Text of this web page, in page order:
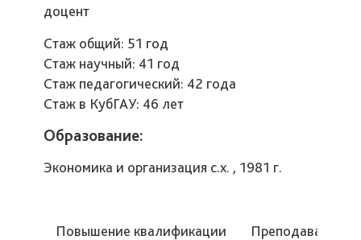
доцент
Стаж общий: 51 год
Стаж научный: 41 год
Стаж педагогический: 42 года
Стаж в КубГАУ: 46 лет
Образование:
Экономика и организация с.х. , 1981 г.
Повышение квалификации Преподаваемые